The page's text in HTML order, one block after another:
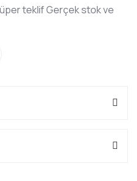
teklif Gerçek stok ve